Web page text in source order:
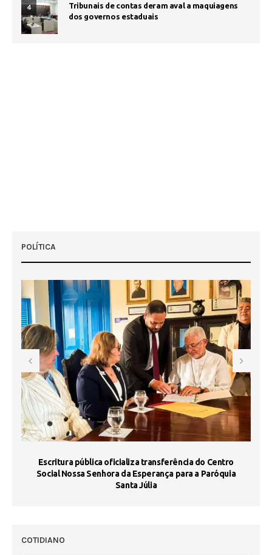
4
Tribunais de contas deram aval a maquiagens
dos governos estaduais
POLÍTICA
Escritura pública oficializa transferência do Centro
Social Nossa Senhora da Esperança para a Paróquia
Santa Júlia
COTIDIANO